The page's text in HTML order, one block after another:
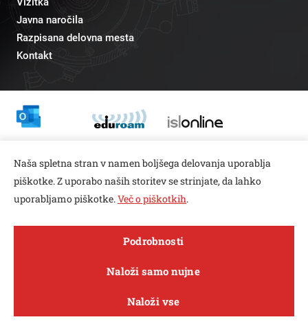
Open toolbar
O fakulteti Študij inovacije Sporočila
Javna naročila
Razpisana delovna mesta
Kontakt
pr@fs.uni-lj.si
Naša spletna stran v namen boljšega delovanja uporablja
piškotke. Z uporabo naših storitev se strinjate, da lahko
uporabljamo piškotke.Več o piškotkih.
Podrobnosti
Naloži samo nujne
Naloži vse